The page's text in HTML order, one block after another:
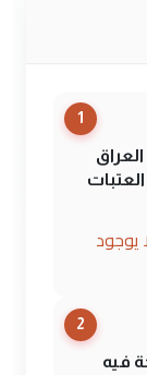
1
يوجود
2
فيه